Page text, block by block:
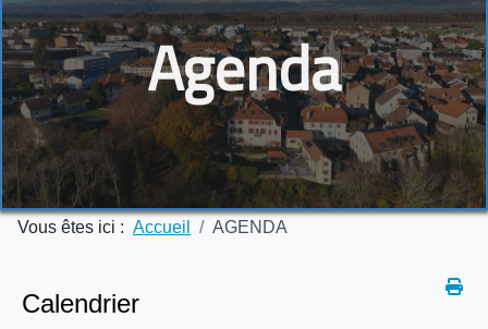
Agenda
Vous êtes ici : Accueil AGENDA
Calendrier